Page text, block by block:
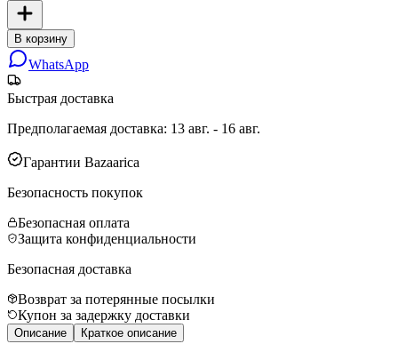
В корзину
WhatsApp
Быстрая доставка
Предполагаемая доставка: 13 авг. - 16 авг.
Гарантии Bazaarica
Безопасность покупок
Безопасная оплата
Защита конфиденциальности
Безопасная доставка
Возврат за потерянные посылки
Купон за задержку доставки
Описание Краткое описание